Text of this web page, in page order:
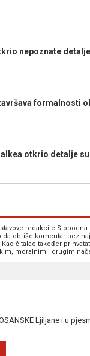
nepoznate
formalnosti
otkrio detalje
redakcije
da obriše komentar bez
čitalac također
moralnim i drugim
Ljiljane i u